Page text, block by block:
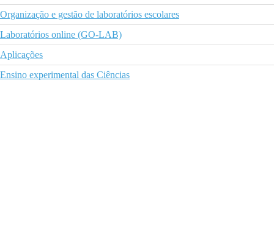
Organização e gestão de laboratórios escolares
Laboratórios online (GO-LAB)
Aplicações
Ensino experimental das Ciências